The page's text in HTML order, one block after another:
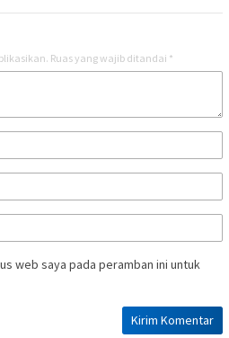
web saya pada peramban ini untuk